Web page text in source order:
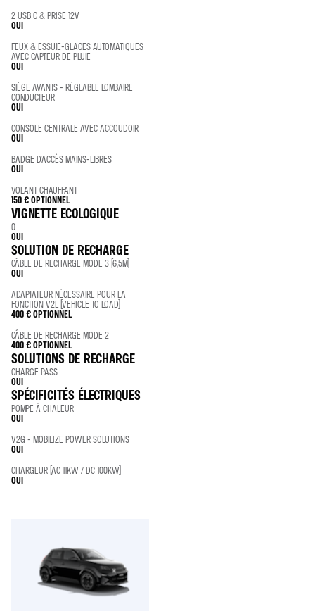
2 USB C & PRISE 12V
OUI
FEUX & ESSUIE-GLACES AUTOMATIQUES
AVEC CAPTEUR DE PLUIE
OUI
SIÈGE AVANTS - RÉGLABLE LOMBAIRE
CONDUCTEUR
OUI
CONSOLE CENTRALE AVEC ACCOUDOIR
OUI
BADGE D'ACCÈS MAINS-LIBRES
OUI
VOLANT CHAUFFANT
150 €OPTIONNEL
VIGNETTE ECOLOGIQUE
0
OUI
SOLUTION DE RECHARGE
CÂBLE DE RECHARGE MODE 3 (6,5M)
OUI
ADAPTATEUR NÉCESSAIRE POUR LA
FONCTION V2L (VEHICLE TO LOAD)
400 €OPTIONNEL
CÂBLE DE RECHARGE MODE 2
400 €OPTIONNEL
SOLUTIONS DE RECHARGE
CHARGE PASS
OUI
SPÉCIFICITÉS ÉLECTRIQUES
POMPE À CHALEUR
OUI
V2G - MOBILIZE POWER SOLUTIONS
OUI
CHARGEUR (AC 11KW / DC 100KW)
OUI